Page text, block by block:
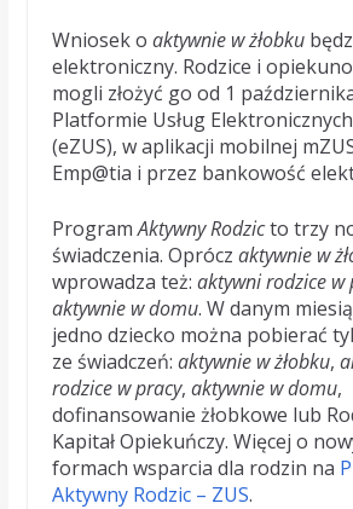
Wniosek o aktywnie w żłobku
elektroniczny. Rodzice i
mogli złożyć go od 1
Platformie Usług
(eZUS), w aplikacji mobilnej
Emp@tia i przez bankowość
ProgramAktywny Rodzicto trzy
świadczenia. Oprócz aktywnie w
wprowadza też: aktywni rodzice w
aktywnie w domu. W danym
jedno dziecko można pobierać
ze świadczeń: aktywnie w żłobku,
rodzice w pracy, aktywnie w domu,
dofinansowanie żłobkowe lub
Kapitał Opiekuńczy. Więcej o
formach wsparcia dla rodzin na
Aktywny Rodzic – ZUS.